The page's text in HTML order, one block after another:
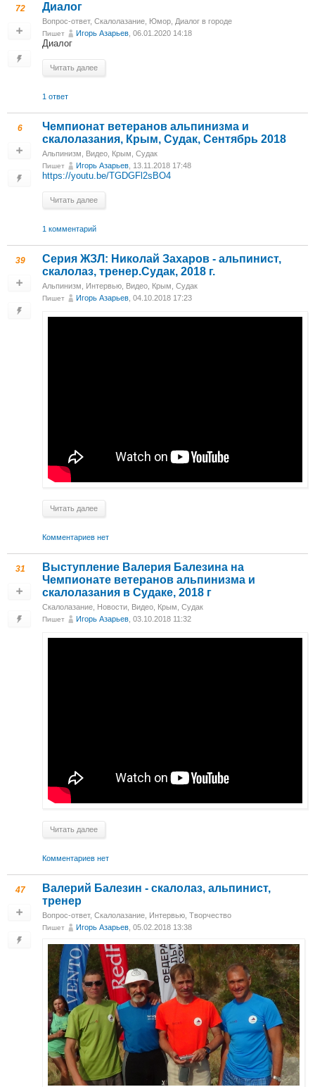
72 Диалог
Вопрос-ответ, Скалолазание Юмор Диалог в городе
Пишет Игорь Азарьев , 06.01.2020 14:18
Диалог
Читать далее
1 ответ
6
Чемпионат ветеранов альпинизма и
скалолазания, Крым, Судак, Сентябрь 2018
Альпинизм Видео Крым, Судак
Пишет Игорь Азарьев , 13.11.2018 17:48
https://youtu.be/TGDGFl2sBO4
Читать далее
1 комментарий
39
Серия ЖЗЛ: Николай Захаров - альпинист,
скалолаз, тренер.Судак, 2018 г.
Альпинизм Интервью Видео Крым, Судак
Пишет Игорь Азарьев , 04.10.2018 17:23
Читать далее
Комментариев нет
31
Выступление Валерия Балезина на
Чемпионате ветеранов альпинизма и
скалолазания в Судаке, 2018 г
Скалолазание Новости Видео Крым, Судак
Пишет Игорь Азарьев , 03.10.2018 11:32
Читать далее
Комментариев нет
47
Валерий Балезин - скалолаз, альпинист,
тренер
Вопрос-ответ, Скалолазание Интервью Творчество
Пишет Игорь Азарьев , 05.02.2018 13:38